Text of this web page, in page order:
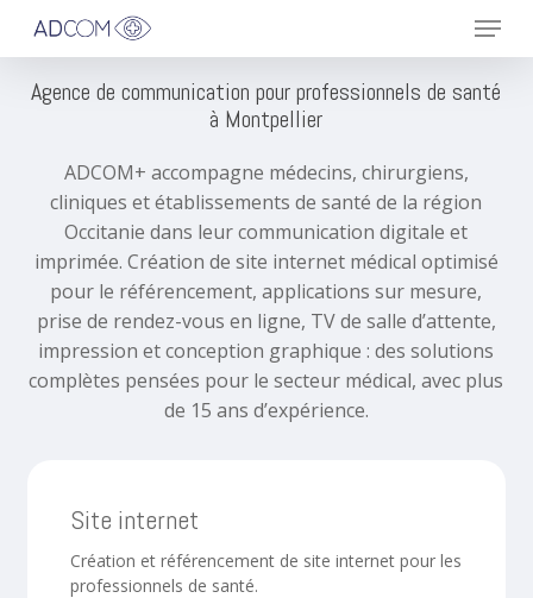
content
Menu
Agence de communication pour professionnels de santé
à Montpellier
ADCOM+ accompagne médecins, chirurgiens,
cliniques et établissements de santé de la région
Occitanie dans leur communication digitale et
imprimée. Création de site internet médical optimisé
pour le référencement, applications sur mesure,
prise de rendez-vous en ligne, TV de salle d’attente,
impression et conception graphique : des solutions
complètes pensées pour le secteur médical, avec plus
de 15 ans d’expérience.
Site internet
Création et référencement de site internet pour les
professionnels de santé.